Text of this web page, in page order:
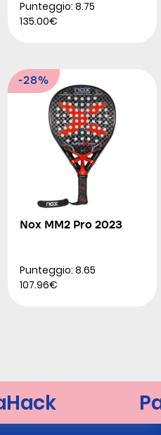
Punteggio: 8.75
135.00€
-28%
Nox MM2 Pro 2023
Punteggio: 8.65
107.96€